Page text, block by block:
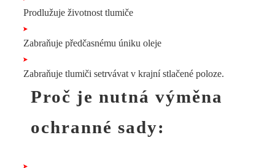
Prodlužuje životnost tlumiče
Zabraňuje předčasnému úniku oleje
Zabraňuje tlumiči setrvávat v krajní stlačené poloze.
Proč je nutná výměna
ochranné sady: